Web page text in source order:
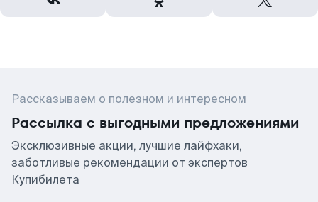
Рассказываем о полезном и интересном
Рассылка с выгодными предложениями
Эксклюзивные акции, лучшие лайфхаки,
заботливые рекомендации от экспертов
Купибилета